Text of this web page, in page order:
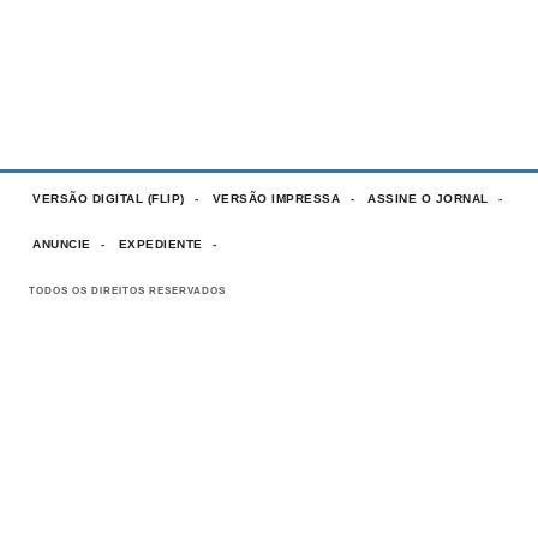
VERSÃO DIGITAL (FLIP) VERSÃO IMPRESSA ASSINE O JORNAL
ANUNCIE EXPEDIENTE
TODOS OS DIREITOS RESERVADOS